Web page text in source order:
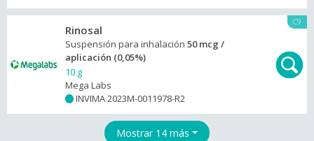
C9
Rinosal
Suspensión para inhalación 50 mcg /
aplicación (0,05%)
10 g
Mega Labs
INVIMA 2023M-0011978-R2
Mostrar 14 más